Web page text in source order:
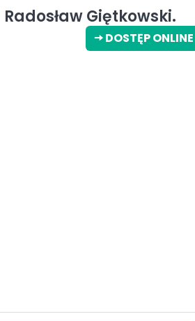
Radosław Giętkowski.
🠆 DOSTĘP ONLINE